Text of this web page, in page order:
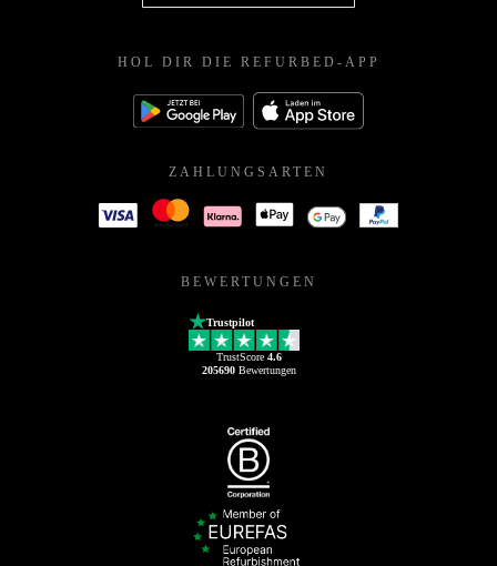
HOL DIR DIE REFURBED-APP
ZAHLUNGSARTEN
BEWERTUNGEN
Trustpilot
TrustScore 4.6
205690Bewertungen